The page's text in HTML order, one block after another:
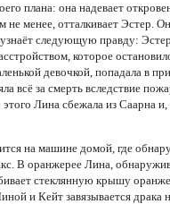
плана: она надевает
менее, отталкивает Эстер.
следующую правду:
которое
девочкой, попадала в
всё за смерть вследствие
Лина сбежала из Саарна и,
на машине домой, где
В оранжерее Лина,
стеклянную крышу
и Кейт завязывается драка